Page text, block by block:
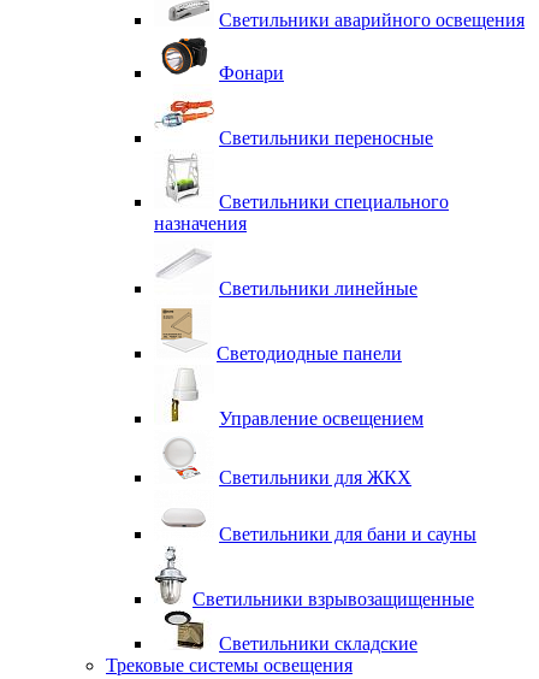
Светильники аварийного освещения
Фонари
Светильники переносные
Светильники специального
назначения
Светильники линейные
Светодиодные панели
Управление освещением
Светильники для ЖКХ
Светильники для бани и сауны
Светильники взрывозащищенные
Светильники складские
Трековые системы освещения